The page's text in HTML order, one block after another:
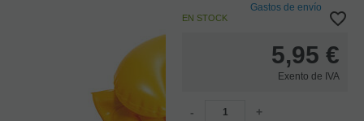
EN STOCK
Gastos de envío
5,95 €
Exento de IVA
- +